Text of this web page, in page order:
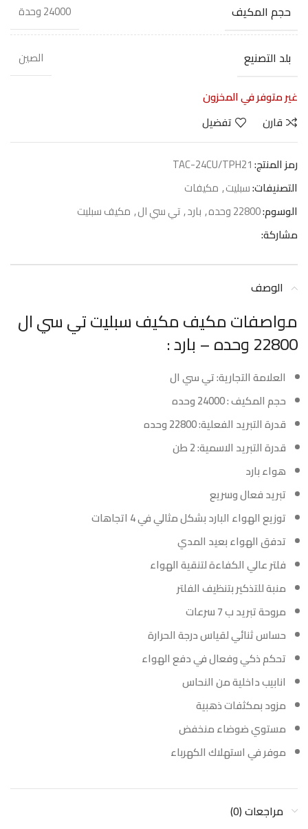
حجم المكيف 24000 وحدة
بلد التصنيع
الصين
غير متوفر في المخزون
قارن
تفضيل
رمز المنتج:TAC-24CU/TPH21
التصنيفات:سبليت, مكيفات
الوسوم:22800 وحده , بارد,تي سي ال, مكيف سبليت
مشاركة:
الوصف
مواصفات مكيف مكيف سبليت تي سي ال
22800 وحده – بارد :
العلامة التجارية: تي سي ال
حجم المكيف : 24000 وحده
قدرة التبريد الفعلية: 22800 وحده
قدرة التبريد الاسمية: 2 طن
هواء بارد
تبريد فعال وسريع
توزيع الهواء البارد بشكل مثالي في 4 اتجاهات
تدفق الهواء بعيد المدي
فلتر عالي الكفاءة لتنقية الهواء
منبة للتذكير بتنظيف الفلتر
مروحة تبريد ب 7 سرعات
حساس ثنائي لقياس درجة الحرارة
تحكم ذكي وفعال في دفع الهواء
انابيب داخلية من النحاس
مزود بمكثفات ذهبية
مستوي ضوضاء منخفض
موفر في استهلاك الكهرباء
مراجعات (0)